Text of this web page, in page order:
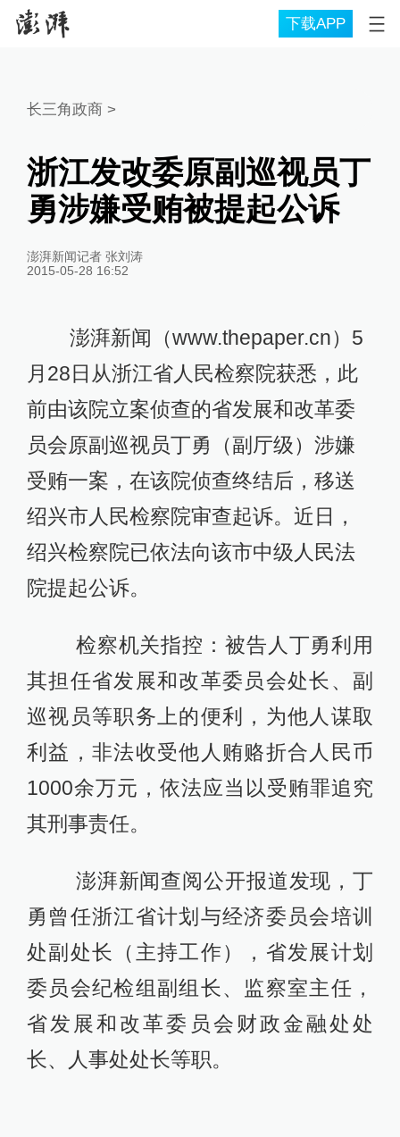
下载APP
长三角政商 >
浙江发改委原副巡视员丁
勇涉嫌受贿被提起公诉
澎湃新闻记者 张刘涛
2015-05-28 16:52
澎湃新闻（www.thepaper.cn）5
月28日从浙江省人民检察院获悉，此
前由该院立案侦查的省发展和改革委
员会原副巡视员丁勇（副厅级）涉嫌
受贿一案，在该院侦查终结后，移送
绍兴市人民检察院审查起诉。近日，
绍兴检察院已依法向该市中级人民法
院提起公诉。
检察机关指控：被告人丁勇利用
其担任省发展和改革委员会处长、副
巡视员等职务上的便利，为他人谋取
利益，非法收受他人贿赂折合人民币
1000余万元，依法应当以受贿罪追究
其刑事责任。
澎湃新闻查阅公开报道发现，丁
勇曾任浙江省计划与经济委员会培训
处副处长（主持工作），省发展计划
委员会纪检组副组长、监察室主任，
省发展和改革委员会财政金融处处
长、人事处处长等职。